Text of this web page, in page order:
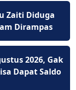
Zaiti Diduga
Dirampas
2026, Gak
Dapat Saldo